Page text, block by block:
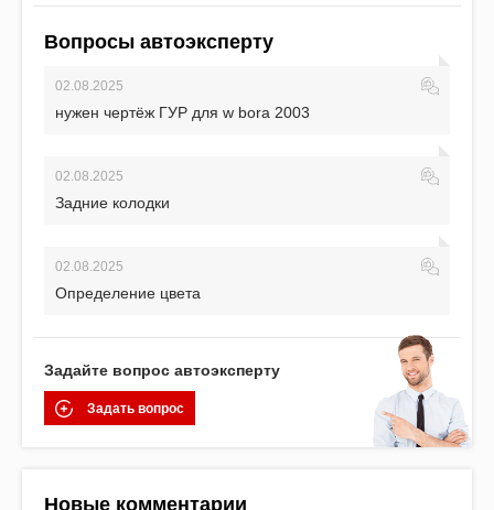
Вопросы автоэксперту
02.08.2025
нужен чертёж ГУР для w bora 2003
02.08.2025
Задние колодки
02.08.2025
Определение цвета
Задайте вопрос автоэксперту
Задать вопрос
Новые комментарии